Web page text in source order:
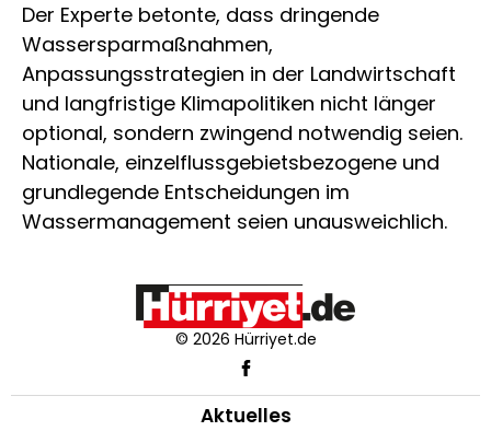
Der Experte betonte, dass dringende
Wassersparmaßnahmen,
Anpassungsstrategien in der Landwirtschaft
und langfristige Klimapolitiken nicht länger
optional, sondern zwingend notwendig seien.
Nationale, einzelflussgebietsbezogene und
grundlegende Entscheidungen im
Wassermanagement seien unausweichlich.
© 2026 Hürriyet.de
Aktuelles